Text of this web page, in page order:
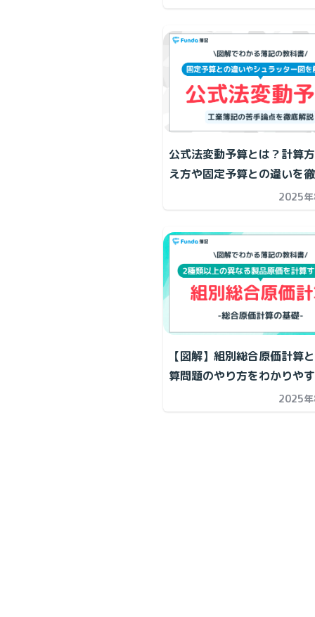
公式法変動予算とは？計算
え方や固定予算との違いを
2025
【図解】組別総合原価計算
算問題のやり方をわかりや
2025